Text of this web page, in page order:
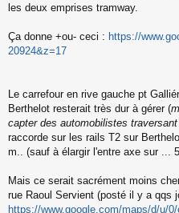
les deux emprises tramway.
Ça donne +ou- ceci : https://
20924&z=17
Le carrefour en rive gauche pt
Berthelot resterait très dur à gérer (
capter des automobilistes
raccorde sur les rails T2 sur
m.. (sauf à élargir l'entre axe sur ...
Mais ce serait sacrément moins
rue Raoul Servient (posté il y a qqs
https://www.google.com/maps/d/u/